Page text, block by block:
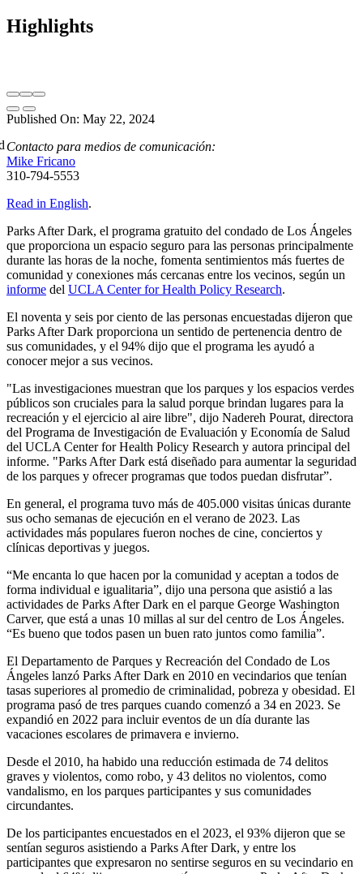
Highlights
Published On: May 22, 2024
Contacto para medios de comunicación:
Mike Fricano
310-794-5553
Read in English.
Parks After Dark, el programa gratuito del condado de Los Ángeles
que proporciona un espacio seguro para las personas principalmente
durante las horas de la noche, fomenta sentimientos más fuertes de
comunidad y conexiones más cercanas entre los vecinos, según un
informe del UCLA Center for Health Policy Research.
El noventa y seis por ciento de las personas encuestadas dijeron que
Parks After Dark proporciona un sentido de pertenencia dentro de
sus comunidades, y el 94% dijo que el programa les ayudó a
conocer mejor a sus vecinos.
"Las investigaciones muestran que los parques y los espacios verdes
públicos son cruciales para la salud porque brindan lugares para la
recreación y el ejercicio al aire libre", dijo Nadereh Pourat, directora
del Programa de Investigación de Evaluación y Economía de Salud
del UCLA Center for Health Policy Research y autora principal del
informe. "Parks After Dark está diseñado para aumentar la seguridad
de los parques y ofrecer programas que todos puedan disfrutar”.
En general, el programa tuvo más de 405.000 visitas únicas durante
sus ocho semanas de ejecución en el verano de 2023. Las
actividades más populares fueron noches de cine, conciertos y
clínicas deportivas y juegos.
“Me encanta lo que hacen por la comunidad y aceptan a todos de
forma individual e igualitaria”, dijo una persona que asistió a las
actividades de Parks After Dark en el parque George Washington
Carver, que está a unas 10 millas al sur del centro de Los Ángeles.
“Es bueno que todos pasen un buen rato juntos como familia”.
El Departamento de Parques y Recreación del Condado de Los
Ángeles lanzó Parks After Dark en 2010 en vecindarios que tenían
tasas superiores al promedio de criminalidad, pobreza y obesidad. El
programa pasó de tres parques cuando comenzó a 34 en 2023. Se
expandió en 2022 para incluir eventos de un día durante las
vacaciones escolares de primavera e invierno.
Desde el 2010, ha habido una reducción estimada de 74 delitos
graves y violentos, como robo, y 43 delitos no violentos, como
vandalismo, en los parques participantes y sus comunidades
circundantes.
De los participantes encuestados en el 2023, el 93% dijeron que se
sentían seguros asistiendo a Parks After Dark, y entre los
participantes que expresaron no sentirse seguros en su vecindario en